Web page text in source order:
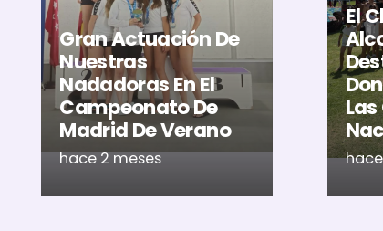
Gran Actuación De
Nuestras
Nadadoras En El
Campeonato De
Madrid De Verano
hace 2 meses
El